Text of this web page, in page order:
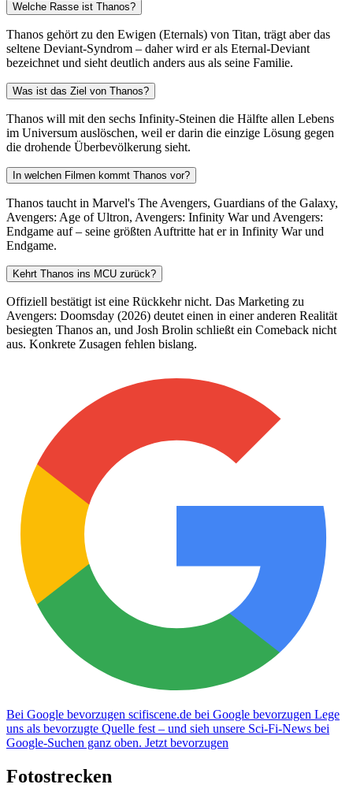
Welche Rasse ist Thanos?
Thanos gehört zu den Ewigen (Eternals) von Titan, trägt aber das
seltene Deviant-Syndrom – daher wird er als Eternal-Deviant
bezeichnet und sieht deutlich anders aus als seine Familie.
Was ist das Ziel von Thanos?
Thanos will mit den sechs Infinity-Steinen die Hälfte allen Lebens
im Universum auslöschen, weil er darin die einzige Lösung gegen
die drohende Überbevölkerung sieht.
In welchen Filmen kommt Thanos vor?
Thanos taucht in Marvel's The Avengers, Guardians of the Galaxy,
Avengers: Age of Ultron, Avengers: Infinity War und Avengers:
Endgame auf – seine größten Auftritte hat er in Infinity War und
Endgame.
Kehrt Thanos ins MCU zurück?
Offiziell bestätigt ist eine Rückkehr nicht. Das Marketing zu
Avengers: Doomsday (2026) deutet einen in einer anderen Realität
besiegten Thanos an, und Josh Brolin schließt ein Comeback nicht
aus. Konkrete Zusagen fehlen bislang.
Bei Google bevorzugen scifiscene.de bei Google bevorzugen Lege
uns als bevorzugte Quelle fest – und sieh unsere Sci-Fi-News bei
Google-Suchen ganz oben. Jetzt bevorzugen
Fotostrecken